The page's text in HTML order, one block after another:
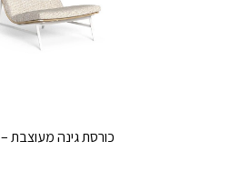
כורסת גינה מעוצבת – ALLURE